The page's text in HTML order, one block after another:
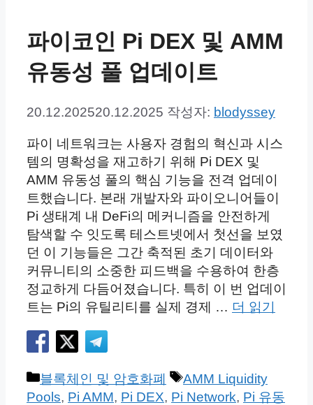
파이코인 Pi DEX 및 AMM
유동성 풀 업데이트
20.12.202520.12.2025 작성자: blodyssey
파이 네트워크는 사용자 경험의 혁신과 시스
템의 명확성을 재고하기 위해 Pi DEX 및
AMM 유동성 풀의 핵심 기능을 전격 업데이
트했습니다. 본래 개발자와 파이오니어들이
Pi 생태계 내 DeFi의 메커니즘을 안전하게
탐색할 수 잇도록 테스트넷에서 첫선을 보였
던 이 기능들은 그간 축적된 초기 데이터와
커뮤니티의 소중한 피드백을 수용하여 한층
정교하게 다듬어졌습니다. 특히 이 번 업데이
트는 Pi의 유틸리티를 실제 경제 … 더 읽기
카
테
블록체인 및 암호화폐
태
그
AMM Liquidity
Pools, Pi AMM, Pi DEX, Pi Network, Pi 유동